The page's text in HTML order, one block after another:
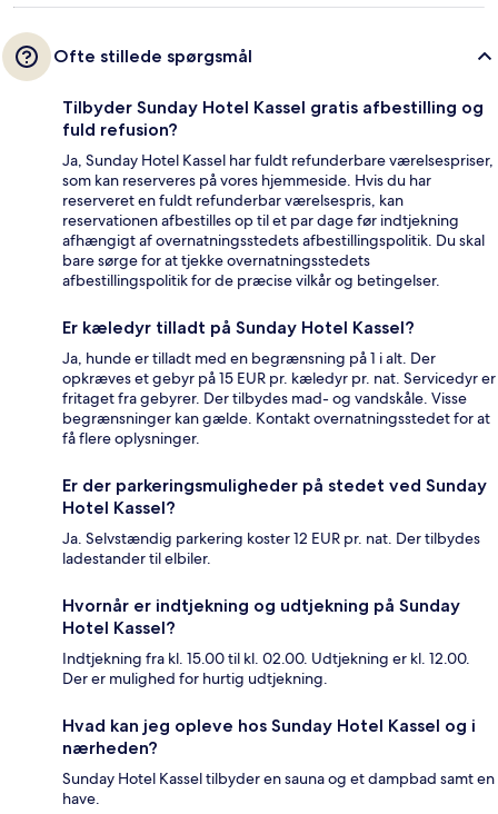
Ofte stillede spørgsmål
Tilbyder Sunday Hotel Kassel gratis afbestilling og
fuld refusion?
Ja, Sunday Hotel Kassel har fuldt refunderbare værelsespriser,
som kan reserveres på vores hjemmeside. Hvis du har
reserveret en fuldt refunderbar værelsespris, kan
reservationen afbestilles op til et par dage før indtjekning
afhængigt af overnatningsstedets afbestillingspolitik. Du skal
bare sørge for at tjekke overnatningsstedets
afbestillingspolitik for de præcise vilkår og betingelser.
Er kæledyr tilladt på Sunday Hotel Kassel?
Ja, hunde er tilladt med en begrænsning på 1 i alt. Der
opkræves et gebyr på 15 EUR pr. kæledyr pr. nat. Servicedyr er
fritaget fra gebyrer. Der tilbydes mad- og vandskåle. Visse
begrænsninger kan gælde. Kontakt overnatningsstedet for at
få flere oplysninger.
Er der parkeringsmuligheder på stedet ved Sunday
Hotel Kassel?
Ja. Selvstændig parkering koster 12 EUR pr. nat. Der tilbydes
ladestander til elbiler.
Hvornår er indtjekning og udtjekning på Sunday
Hotel Kassel?
Indtjekning fra kl. 15.00 til kl. 02.00. Udtjekning er kl. 12.00.
Der er mulighed for hurtig udtjekning.
Hvad kan jeg opleve hos Sunday Hotel Kassel og i
nærheden?
Sunday Hotel Kassel tilbyder en sauna og et dampbad samt en
have.